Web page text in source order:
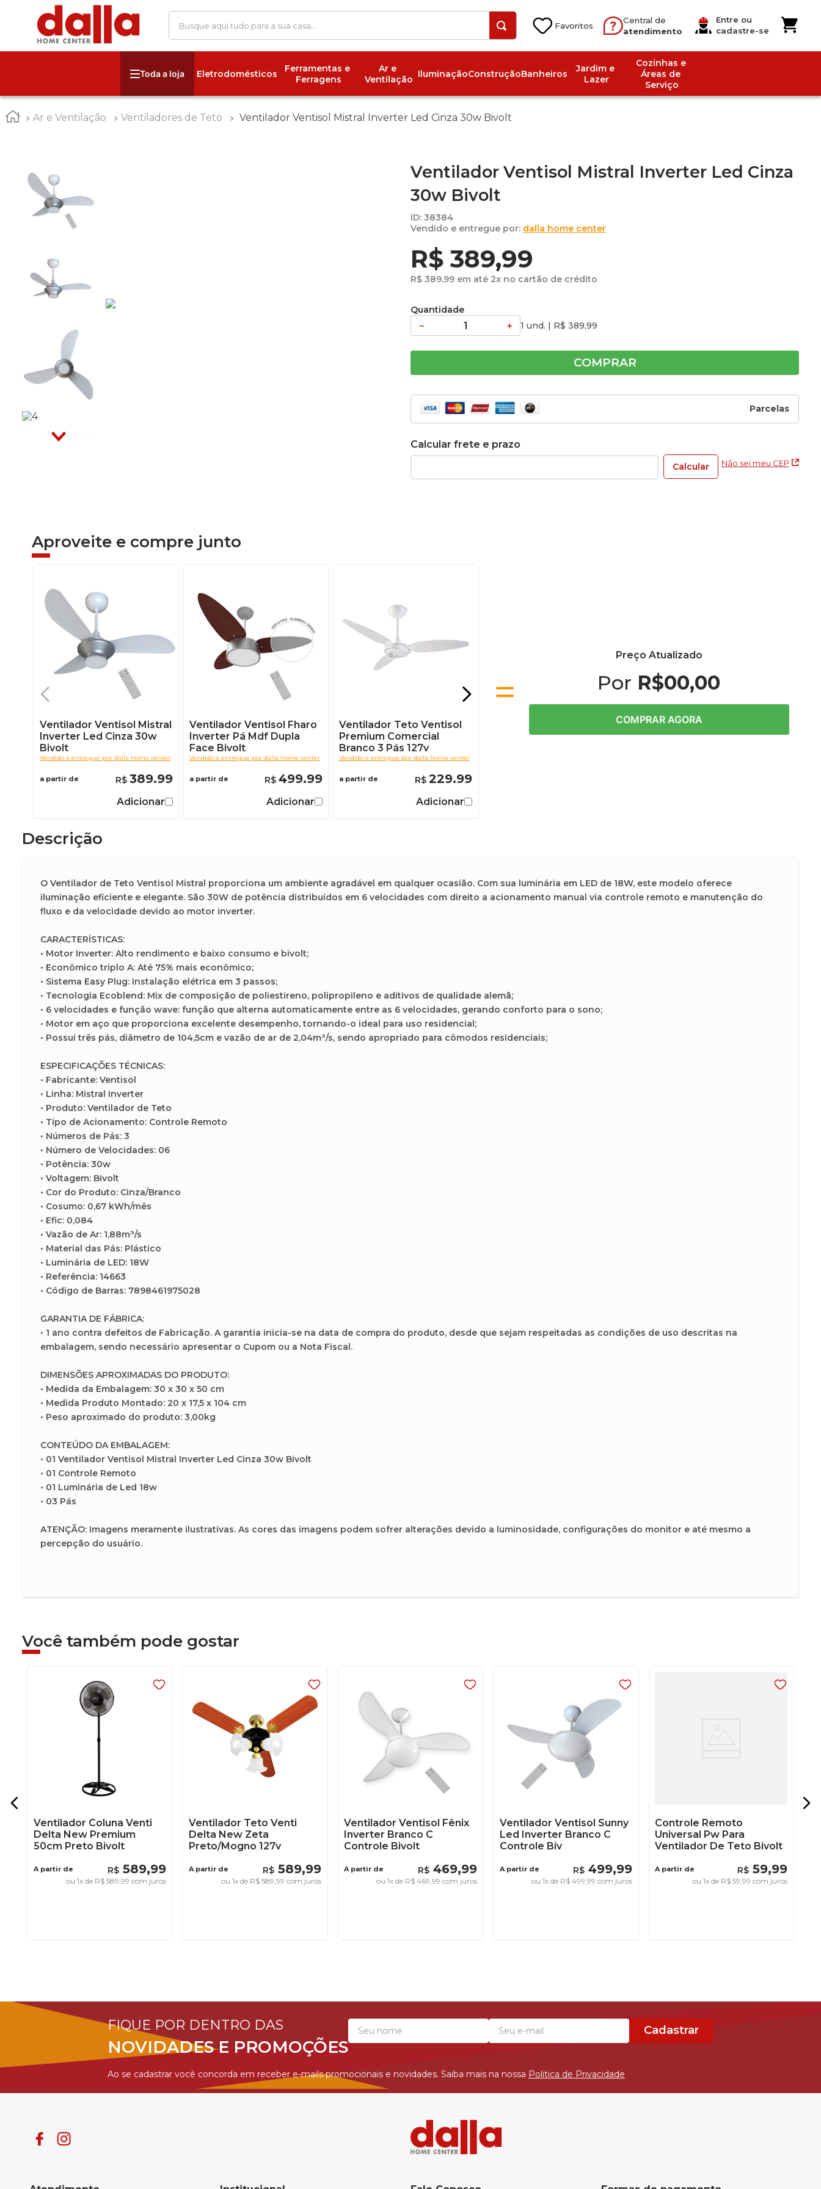
Busque aqui tudo para a sua casa...
Central de
atendimento
Entre ou
cadastre-se
Eletrodomésticos
Ferramentas e
Ferragens
Ar e
Ventilação IluminaçãoConstruçãoBanheiros
Jardim e
Lazer
Cozinhas e
Áreas de
Serviço
Ar e Ventilação Ventiladores de Teto Ventilador Ventisol Mistral Inverter Led Cinza 30w Bivolt
Ventilador Ventisol Mistral Inverter Led Cinza
30w Bivolt
ID: 38384
dalla home center
R$ 389,99
R$ 389,99 em até 2x no cartão de crédito
Quantidade
＋
－ 1 und. | R$ 389,99
COMPRAR
Parcelas
Não sei meu CEP
Aproveite e compre junto
Ventilador Ventisol Mistral
Inverter Led Cinza 30w
Bivolt
Vendido e entregue pordalla home center
a partir de 389.99
Adicionar
Ventilador Ventisol Fharo
Inverter Pá Mdf Dupla
Face Bivolt
Vendido e entregue por dalla home center
a partir de 499.99
Adicionar
Ventilador Teto Ventisol
Premium Comercial
Branco 3 Pás 127v
Vendido e entregue por dalla home center
a partir de 229.99
Adicionar
Preço Atualizado
Por R$00,00
COMPRAR AGORA
Descrição
O Ventilador de Teto Ventisol Mistral proporciona um ambiente agradável em qualquer ocasião. Com sua luminária em LED de 18W, este modelo oferece
iluminação eficiente e elegante. São 30W de potência distribuídos em 6 velocidades com direito a acionamento manual via controle remoto e manutenção do
fluxo e da velocidade devido ao motor inverter.
CARACTERÍSTICAS:
• Motor Inverter: Alto rendimento e baixo consumo e bivolt;
• Econômico triplo A: Até 75% mais econômico;
• Sistema Easy Plug: Instalação elétrica em 3 passos;
• Tecnologia Ecoblend: Mix de composição de poliestireno, polipropileno e aditivos de qualidade alemã;
• 6 velocidades e função wave: função que alterna automaticamente entre as 6 velocidades, gerando conforto para o sono;
• Motor em aço que proporciona excelente desempenho, tornando-o ideal para uso residencial;
• Possui três pás, diâmetro de 104,5cm e vazão de ar de 2,04m³/s, sendo apropriado para cômodos residenciais;
ESPECIFICAÇÕES TÉCNICAS:
• Fabricante: Ventisol
• Linha: Mistral Inverter
• Produto: Ventilador de Teto
• Tipo de Acionamento: Controle Remoto
• Números de Pás: 3
• Número de Velocidades: 06
• Potência: 30w
• Voltagem: Bivolt
• Cor do Produto: Cinza/Branco
• Cosumo: 0,67 kWh/mês
• Efic: 0,084
• Vazão de Ar: 1,88m³/s
• Material das Pás: Plástico
• Luminária de LED: 18W
• Referência: 14663
• Código de Barras: 7898461975028
GARANTIA DE FÁBRICA:
• 1 ano contra defeitos de Fabricação. A garantia inicia-se na data de compra do produto, desde que sejam respeitadas as condições de uso descritas na
embalagem, sendo necessário apresentar o Cupom ou a Nota Fiscal.
DIMENSÕES APROXIMADAS DO PRODUTO:
• Medida da Embalagem: 30 x 30 x 50 cm
• Medida Produto Montado: 20 x 17,5 x 104 cm
• Peso aproximado do produto: 3,00kg
CONTEÚDO DA EMBALAGEM:
• 01 Ventilador Ventisol Mistral Inverter Led Cinza 30w Bivolt
• 01 Controle Remoto
• 01 Luminária de Led 18w
• 03 Pás
ATENÇÃO: Imagens meramente ilustrativas. As cores das imagens podem sofrer alterações devido a luminosidade, configurações do monitor e até mesmo a
percepção do usuário.
Você também pode gostar
Ventilador Coluna Venti
Delta New Premium
50cm Preto Bivolt
A partir de R$ 589,99
ou 1x de R$ 589 99 com juros
Ventilador Teto Venti
Delta New Zeta
Preto/Mogno 127v
A partir de R$ 589,99
ou1x de R$ 589 ,99 com juros
Ventilador Ventisol Fênix
Inverter Branco C
Controle Bivolt
A partir de R$ 469,99
ou 1x de R$ 469 99 com juros
Ventilador Ventisol Sunny
Led Inverter Branco C
Controle Biv
A partir de R$ 499,99
ou 1x de R$ 499 99 com juros
Controle Remoto
Universal Pw Para
Ventilador De Teto Bivolt
A partir de R$ 59,99
ou1x de R$ 59 ,99 com juros
FIQUE POR DENTRO DAS
NOVIDADES E PROMOÇÕES
Ao se cadastrar você concorda em receber e-mails promocionais e novidades. Saiba mais na nossa Politica de Privacidade
Cadastrar